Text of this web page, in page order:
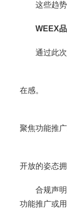
这些趋
WEEX
通过此
继亚
在感。
从技
聚焦功能推
今后
开放的姿态
合规声
功能推广或